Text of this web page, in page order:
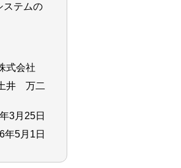
ステムの
式会社
井 万二
3月25日
5月1日